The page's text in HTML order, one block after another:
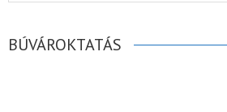
BÚVÁROKTATÁS